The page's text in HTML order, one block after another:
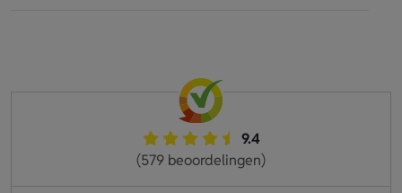
9.4
(579 beoordelingen)